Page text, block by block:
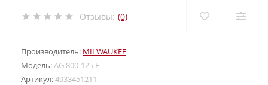
Отзывы: (0)
Производитель: MILWAUKEE
Модель:AG 800-125 E
Артикул:4933451211